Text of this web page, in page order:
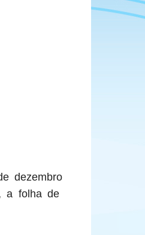
dezembro
a folha de